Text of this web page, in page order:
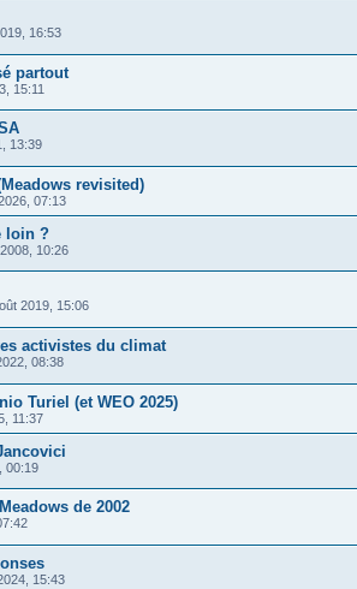
16:53
partout
15:11
13:39
revisited)
07:13
loin ?
10:26
2019, 15:06
activistes du climat
08:38
Turiel (et WEO 2025)
11:37
00:19
de 2002
15:43